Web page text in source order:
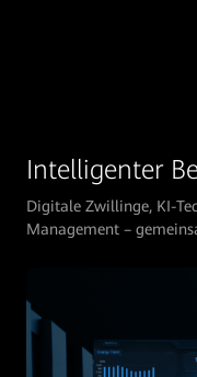
Intelligenter
Digitale Zwillinge, KI-
Management –